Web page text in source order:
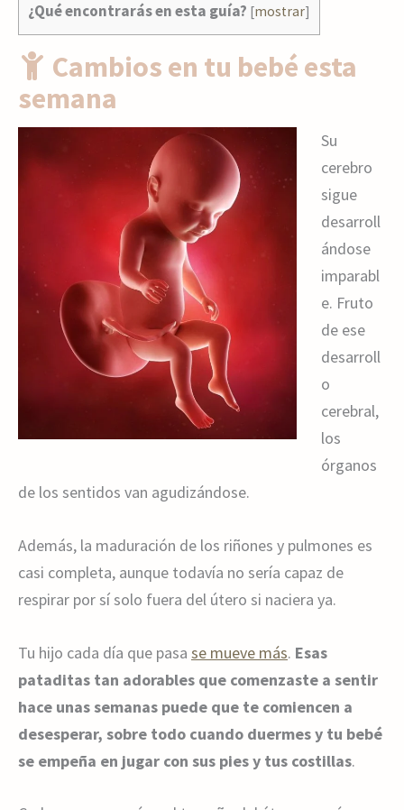
¿Qué encontrarás en esta guía? [mostrar]
Cambios en tu bebé esta
semana
Su
cerebro
sigue
desarroll
ándose
imparabl
e. Fruto
de ese
desarroll
o
cerebral,
los
órganos
de los sentidos van agudizándose.
Además, la maduración de los riñones y pulmones es
casi completa, aunque todavía no sería capaz de
respirar por sí solo fuera del útero si naciera ya.
Tu hijo cada día que pasa se mueve más. Esas
pataditas tan adorables que comenzaste a sentir
hace unas semanas puede que te comiencen a
desesperar, sobre todo cuando duermes y tu bebé
se empeña en jugar con sus pies y tus costillas.